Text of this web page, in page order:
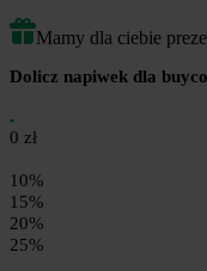
Mamy dla ciebie
Dolicz napiwek dla
0 zł
10%
15%
20%
25%